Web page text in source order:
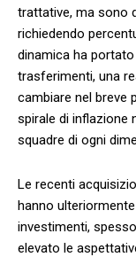
trattative, ma sono
richiedendo
dinamica ha
⁢trasferimenti,‍ una
cambiare nel breve
spirale di inflazione
squadre di ogni
Le recenti‍
hanno
investimenti,
elevato le